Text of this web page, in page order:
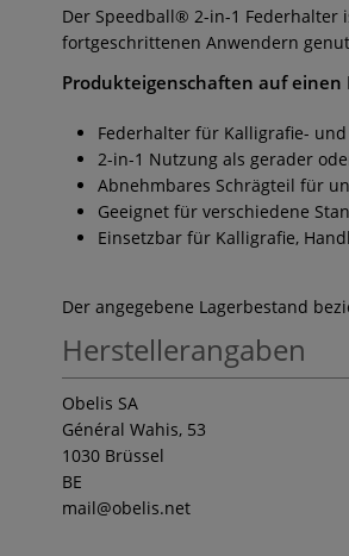
Der Speedball® 2-in-1
fortgeschrittenen Anwendern
Produkteigenschaften auf einen
Federhalter für Kalligrafie-
2-in-1 Nutzung als gerader
Abnehmbares Schrägteil für
Geeignet für verschiedene
Einsetzbar für Kalligrafie,
Der angegebene Lagerbestand
Herstellerangaben
Obelis SA
Général Wahis, 53
1030 Brüssel
BE
mail@obelis.net